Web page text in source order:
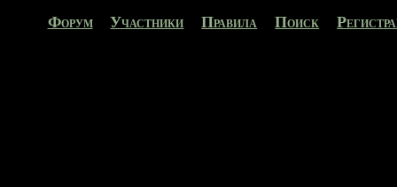
Форум Участники Правила Поиск